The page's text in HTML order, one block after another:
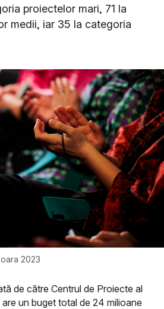
proiectelor mari, 71 la
medii, iar 35 la categoria
2023
de către Centrul de Proiecte al
un buget total de 24 milioane